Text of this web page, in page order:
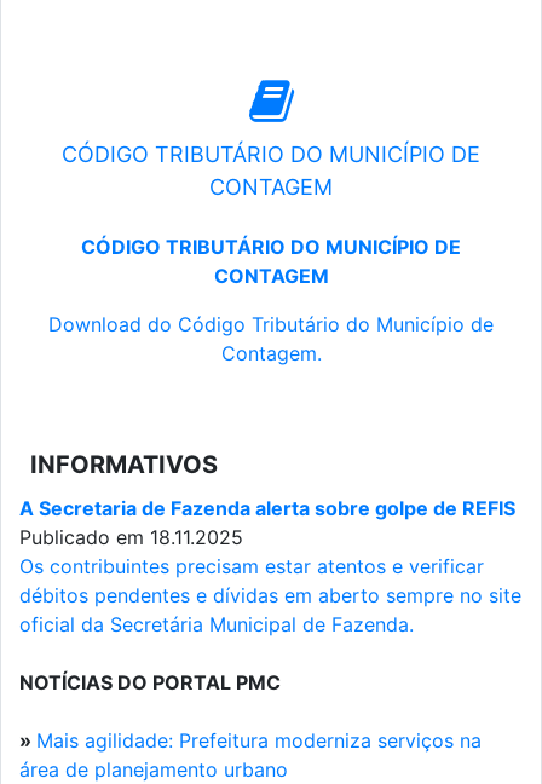
CÓDIGO TRIBUTÁRIO DO MUNICÍPIO DE
CONTAGEM
CÓDIGO TRIBUTÁRIO DO MUNICÍPIO DE
CONTAGEM
Download do Código Tributário do Município de
Contagem.
INFORMATIVOS
A Secretaria de Fazenda alerta sobre golpe de REFIS
Publicado em 18.11.2025
Os contribuintes precisam estar atentos e verificar
débitos pendentes e dívidas em aberto sempre no site
oficial da Secretária Municipal de Fazenda.
NOTÍCIAS DO PORTAL PMC
» Mais agilidade: Prefeitura moderniza serviços na
área de planejamento urbano